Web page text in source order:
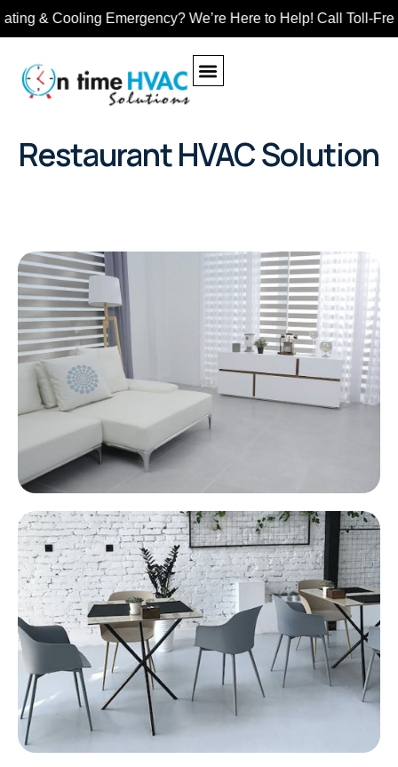
& Cooling Emergency? We’re Here to Help! Call Toll-Free:
Restaurant HVAC Solution